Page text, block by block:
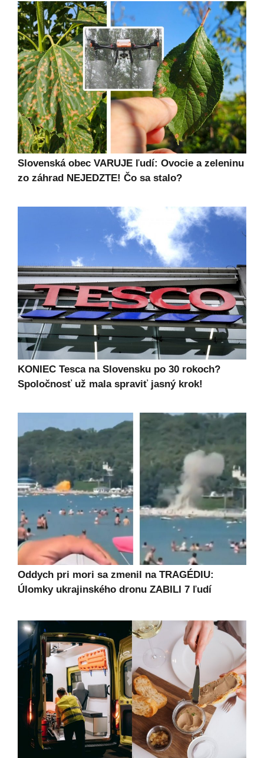
Slovenská obec VARUJE ľudí: Ovocie a zeleninu
zo záhrad NEJEDZTE! Čo sa stalo?
KONIEC Tesca na Slovensku po 30 rokoch?
Spoločnosť už mala spraviť jasný krok!
Oddych pri mori sa zmenil na TRAGÉDIU:
Úlomky ukrajinského dronu ZABILI 7 ľudí